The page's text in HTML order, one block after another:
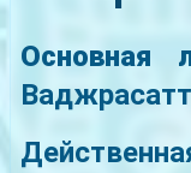
Основная